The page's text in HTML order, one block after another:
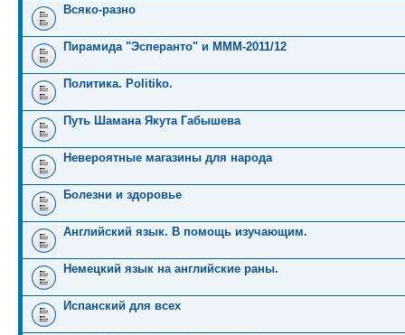
Всяко-разно
Пирамида "Эсперанто" и MMM-2011/12
Политика. Politiko.
Путь Шамана Якута Габышева
Невероятные магазины для народа
Болезни и здоровье
Английский язык. В помощь изучающим.
Немецкий язык на английские раны.
Испанский для всех